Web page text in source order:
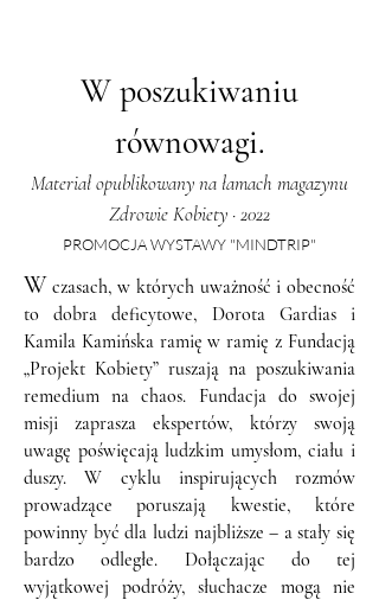
W poszukiwaniu
równowagi.
Materiał opublikowany na łamach magazynu
Zdrowie Kobiety · 2022
PROMOCJA WYSTAWY "MINDTRIP"
W czasach, w których uważność i obecność
to dobra deficytowe, Dorota Gardias i
Kamila Kamińska ramię w ramię z Fundacją
„Projekt Kobiety” ruszają na poszukiwania
remedium na chaos. Fundacja do swojej
misji zaprasza ekspertów, którzy swoją
uwagę poświęcają ludzkim umysłom, ciału i
duszy. W cyklu inspirujących rozmów
prowadzące poruszają kwestie, które
powinny być dla ludzi najbliższe – a stały się
bardzo odległe. Dołączając do tej
wyjątkowej podróży, słuchacze mogą nie